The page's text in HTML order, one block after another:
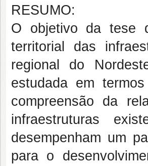
RESUMO:
O objetivo da tese
territorial das
regional do
estudada em
compreensão da
infraestruturas
desempenham um
para o